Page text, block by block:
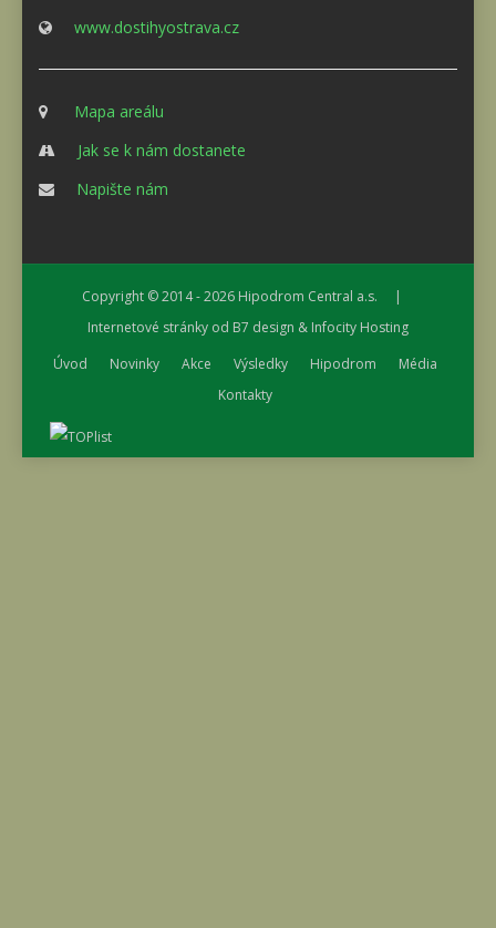
www.dostihyostrava.cz
Mapa areálu
Jak se k nám dostanete
Napište nám
Copyright © 2014 - 2026 Hipodrom Central a.s. |
Internetové stránky od B7 design & Infocity Hosting
Úvod
Novinky Akce Výsledky Hipodrom
Média
Kontakty